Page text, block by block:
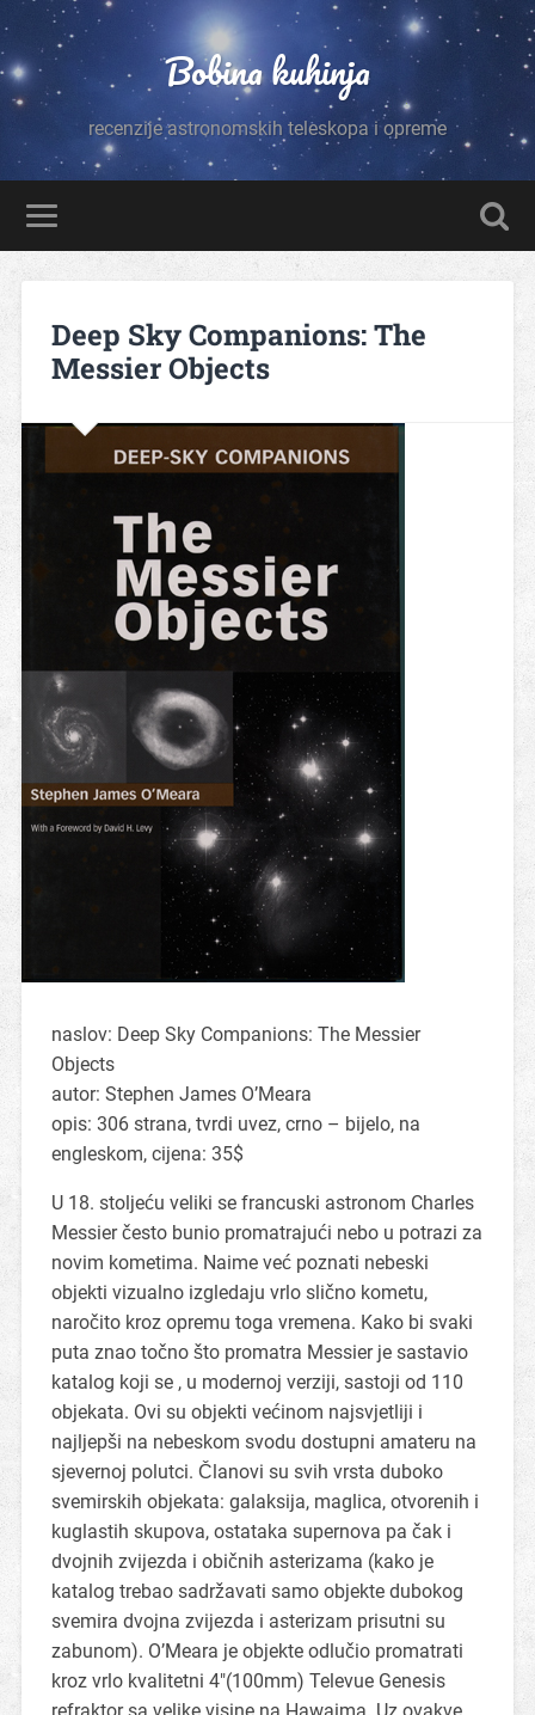
Bobina kuhinja
recenzije astronomskih teleskopa i opreme
Deep Sky Companions: The
Messier Objects
naslov: Deep Sky Companions: The Messier
Objects
autor: Stephen James O’Meara
opis: 306 strana, tvrdi uvez, crno – bijelo, na
engleskom, cijena: 35$
U 18. stoljeću veliki se francuski astronom Charles
Messier često bunio promatrajući nebo u potrazi za
novim kometima. Naime već poznati nebeski
objekti vizualno izgledaju vrlo slično kometu,
naročito kroz opremu toga vremena. Kako bi svaki
puta znao točno što promatra Messier je sastavio
katalog koji se , u modernoj verziji, sastoji od 110
objekata. Ovi su objekti većinom najsvjetliji i
najljepši na nebeskom svodu dostupni amateru na
sjevernoj polutci. Članovi su svih vrsta duboko
svemirskih objekata: galaksija, maglica, otvorenih i
kuglastih skupova, ostataka supernova pa čak i
dvojnih zvijezda i običnih asterizama (kako je
katalog trebao sadržavati samo objekte dubokog
svemira dvojna zvijezda i asterizam prisutni su
zabunom). O’Meara je objekte odlučio promatrati
kroz vrlo kvalitetni 4″(100mm) Televue Genesis